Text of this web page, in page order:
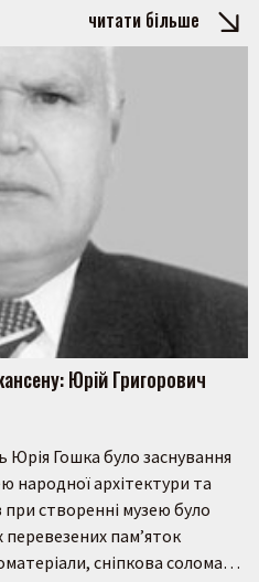
читати більше
Юрій Григорович
Юрія Гошка було заснування
народної архітектури та
створенні музею було
перевезених пам’яток
сніпкова солома…